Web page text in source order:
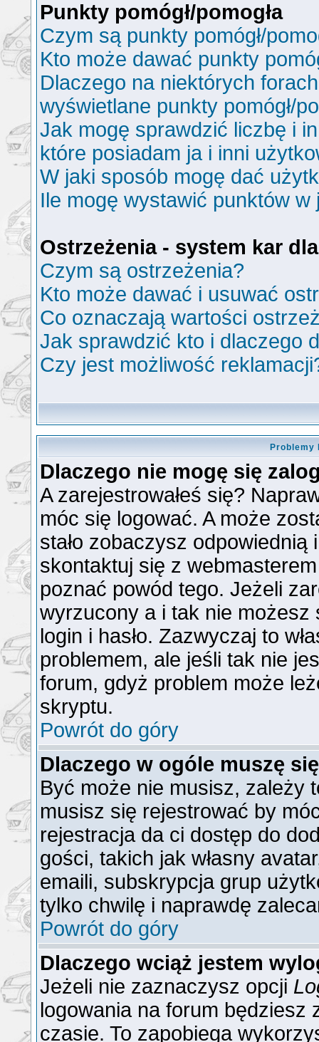
Punkty pomógł/pomogła
Czym są punkty pomógł/
Kto może dawać punkty
Dlaczego na niektórych
wyświetlane punkty pomógł/
Jak mogę sprawdzić liczbę i
które posiadam ja i inni
W jaki sposób mogę dać
Ile mogę wystawić punktów w
Ostrzeżenia - system kar
Czym są ostrzeżenia?
Kto może dawać i usuwać
Co oznaczają wartości
Jak sprawdzić kto i dlaczego
Czy jest możliwość
Problemy
Dlaczego nie mogę się
A zarejestrowałeś się?
móc się logować. A może
stało zobaczysz
skontaktuj się z
poznać powód tego. Jeżeli
wyrzucony a i tak nie
login i hasło. Zazwyczaj to
problemem, ale jeśli tak nie
forum, gdyż problem może
skryptu.
Powrót do góry
Dlaczego w ogóle muszę
Być może nie musisz, zależy
musisz się rejestrować by
rejestracja da ci dostęp do
gości, takich jak własny
emaili, subskrypcja grup
tylko chwilę i naprawdę
Powrót do góry
Dlaczego wciąż jestem
Jeżeli nie zaznaczysz opcji
logowania na forum będziesz
czasie. To zapobiega